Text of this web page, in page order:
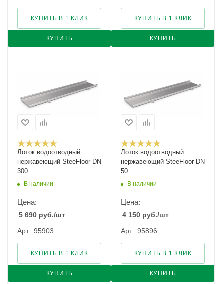
КУПИТЬ
КУПИТЬ В 1 КЛИК
КУПИТЬ
КУПИТЬ В 1 КЛИК
Лоток водоотводный
нержавеющий SteeFloor DN
300
В наличии
Цена:
5 690 руб./шт
Арт.: 95903
КУПИТЬ
КУПИТЬ В 1 КЛИК
Лоток водоотводный
нержавеющий SteeFloor DN
50
В наличии
Цена:
4 150 руб./шт
Арт.: 95896
КУПИТЬ
КУПИТЬ В 1 КЛИК